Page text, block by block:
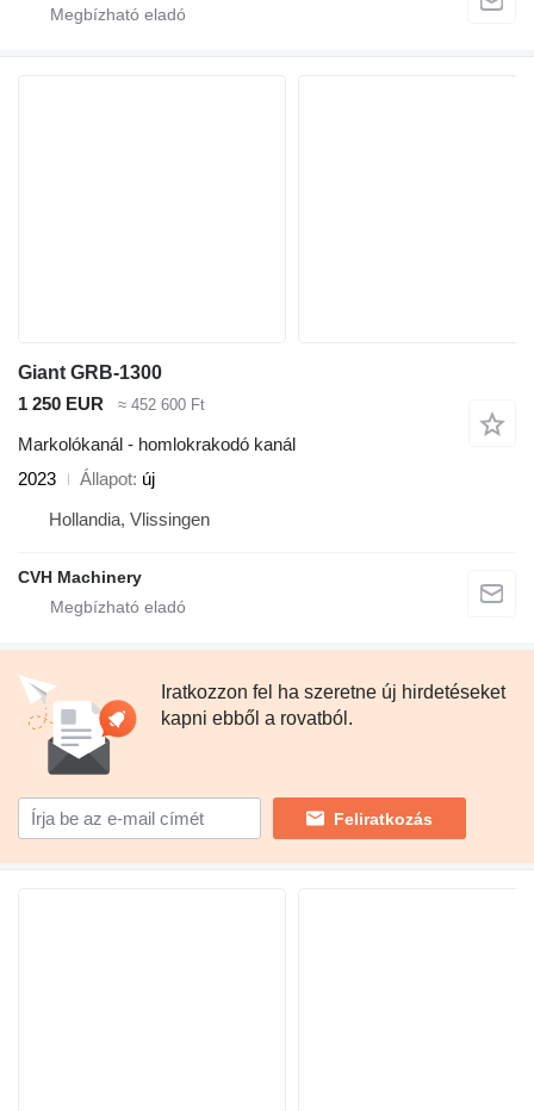
Giant GRB-1300
1 250 EUR
≈ 452 600 Ft
Markolókanál - homlokrakodó kanál
2023
Állapot új
Hollandia, Vlissingen
CVH Machinery
Iratkozzon fel ha szeretne új hirdetéseket
kapni ebből a rovatból.
Feliratkozás